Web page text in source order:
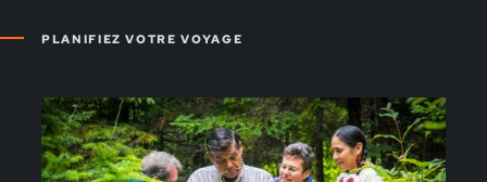
PLANIFIEZ VOTRE VOYAGE